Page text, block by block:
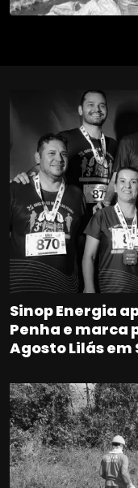
Sinop Energia
Penha e marca
Agosto Lilás em